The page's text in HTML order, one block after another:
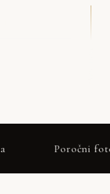
Poročni fotograf